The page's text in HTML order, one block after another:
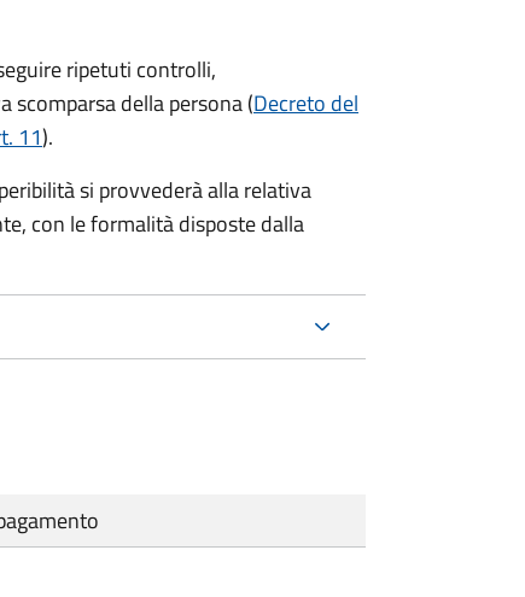
ripetuti controlli,
della persona (Decreto del
11).
si provvederà alla relativa
con le formalità disposte dalla